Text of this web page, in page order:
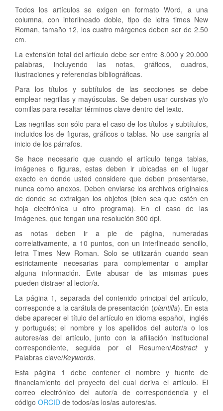
Todos los artículos se exigen en formato Word, a una
columna, con interlineado doble, tipo de letra times New
Roman, tamaño 12, los cuatro márgenes deben ser de 2.50
cm.
La extensión total del artículo debe ser entre 8.000 y 20.000
palabras, incluyendo las notas, gráficos, cuadros,
ilustraciones y referencias bibliográficas.
Para los títulos y subtítulos de las secciones se debe
emplear negrillas y mayúsculas. Se deben usar cursivas y/o
comillas para resaltar términos clave dentro del texto.
Las negrillas son sólo para el caso de los títulos y subtítulos,
incluidos los de figuras, gráficos o tablas. No use sangría al
inicio de los párrafos.
Se hace necesario que cuando el artículo tenga tablas,
imágenes o figuras, estas deben ir ubicadas en el lugar
exacto en donde usted considere que deben presentarse,
nunca como anexos. Deben enviarse los archivos originales
de donde se extraigan los objetos (bien sea que estén en
hoja electrónica u otro programa). En el caso de las
imágenes, que tengan una resolución 300 dpi.
as notas deben ir a pie de página, numeradas
correlativamente, a 10 puntos, con un interlineado sencillo,
letra Times New Roman. Solo se utilizarán cuando sean
estrictamente necesarias para complementar o ampliar
alguna información. Evite abusar de las mismas pues
pueden distraer al lector/a.
La página 1, separada del contenido principal del artículo,
corresponde a la carátula de presentación (plantilla). En esta
debe aparecer el título del artículo en idioma español, inglés
y portugués; el nombre y los apellidos del autor/a o los
autores/as del artículo, junto con la afiliación institucional
correspondiente, seguida por el Resumen/Abstracty
Palabras clave/Keywords.
Esta página 1 debe contener el nombre y fuente de
financiamiento del proyecto del cual deriva el artículo. El
correo electrónico del autor/a de correspondencia y el
código ORCID de todos/as los/as autores/as.